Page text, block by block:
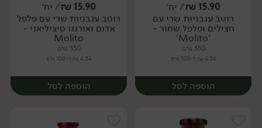
יח׳ יח׳
15.90
₪/ יח׳
רוטב עגבניות שרי עם
חצילים ופלפל שחור -
'Molito'
350 גרם
4.54 ₪ ל-100 גרם
הוספה לסל
15.90
₪/ יח׳
רוטב עגבניות שרי עם פלפל
אדום ואורגנו סיציליאני -
Molito
350 גרם
4.54 ₪ ל-100 גרם
הוספה לסל